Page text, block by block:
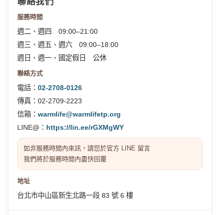
服務時間
週二、週四 09:00–21:00
週三、週五、週六 09:00–18:00
週日、週一、國定假日 公休
聯絡方式
電話： 02-2708-0126
傳真：02-2709-2223
信箱： warmlife@warmlifetp.org
LINE@： https://lin.ee/rGXMgWY
如非服務時間內來訊，請您於官方 LINE 留言
我們將於服務時間內盡快回覆
地址
台北市中山區新生北路一段 83 號 6 樓